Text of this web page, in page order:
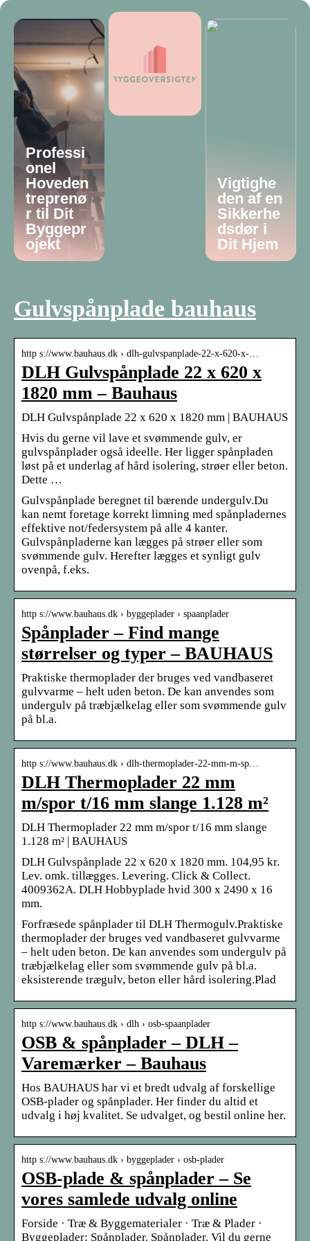
Professi
onel
Hoveden
treprenø
r til Dit
Byggepr
ojekt
Vigtighe
den af en
Sikkerhe
dsdør i
Dit Hjem
Gulvspånplade bauhaus
http s://www.bauhaus.dk › dlh-gulvspanplade-22-x-620-x-…
DLH Gulvspånplade 22 x 620 x
1820 mm – Bauhaus
DLH Gulvspånplade 22 x 620 x 1820 mm | BAUHAUS
Hvis du gerne vil lave et svømmende gulv, er
gulvspånplader også ideelle. Her ligger spånpladen
løst på et underlag af hård isolering, strøer eller beton.
Dette …
Gulvspånplade beregnet til bærende undergulv.Du
kan nemt foretage korrekt limning med spånpladernes
effektive not/federsystem på alle 4 kanter.
Gulvspånpladerne kan lægges på strøer eller som
svømmende gulv. Herefter lægges et synligt gulv
ovenpå, f.eks.
http s://www.bauhaus.dk › byggeplader › spaanplader
Spånplader – Find mange
størrelser og typer – BAUHAUS
Praktiske thermoplader der bruges ved vandbaseret
gulvvarme – helt uden beton. De kan anvendes som
undergulv på træbjælkelag eller som svømmende gulv
på bl.a.
http s://www.bauhaus.dk › dlh-thermoplader-22-mm-m-sp…
DLH Thermoplader 22 mm
m/spor t/16 mm slange 1.128 m²
DLH Thermoplader 22 mm m/spor t/16 mm slange
1.128 m² | BAUHAUS
DLH Gulvspånplade 22 x 620 x 1820 mm. 104,95 kr.
Lev. omk. tillægges. Levering. Click & Collect.
4009362A. DLH Hobbyplade hvid 300 x 2490 x 16
mm.
Forfræsede spånplader til DLH Thermogulv.Praktiske
thermoplader der bruges ved vandbaseret gulvvarme
– helt uden beton. De kan anvendes som undergulv på
træbjælkelag eller som svømmende gulv på bl.a.
eksisterende trægulv, beton eller hård isolering.Plad
http s://www.bauhaus.dk › dlh › osb-spaanplader
OSB & spånplader – DLH –
Varemærker – Bauhaus
Hos BAUHAUS har vi et bredt udvalg af forskellige
OSB-plader og spånplader. Her finder du altid et
udvalg i høj kvalitet. Se udvalget, og bestil online her.
http s://www.bauhaus.dk › byggeplader › osb-plader
OSB-plade & spånplader – Se
vores samlede udvalg online
Forside · Træ & Byggematerialer · Træ & Plader ·
Byggeplader; Spånplader. Spånplader. Vil du gerne